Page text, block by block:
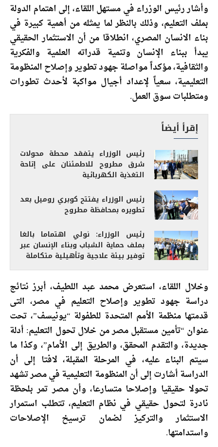
وأشار رئيس الوزراء في مستهل اللقاء، إلى اهتمام الدولة
بملف التعليم، وذلك بالنظر لما يمثله من أهمية كبيرة في
بناء الانسان المصري، انطلاقا من أن الاستثمار الحقيقي
يبدأ ببناء الإنسان وتنمية قدراته العلمية والفكرية
والثقافية، مؤكداً مواصلة جهود تطوير وإصلاح المنظومة
التعليمية، سعياً لإعداد أجيال مواكبة لأحدث تطورات
ومتطلبات سوق العمل.
إقرأ أيضاً
رئيس الوزراء يتفقد محطة محولات
شرق مطروح للاطمئنان على إتاحة
التغذية الكهربائية
رئيس الوزراء يفتتح كوبري روميل بعد
تطويره بمحافظة مطروح
رئيس الوزراء: نولي اهتماما بالغا
بملف حماية الشباب وبناء الإنسان عبر
توفير بيئة علاجية وتأهيلية متكاملة
وخلال اللقاء، استعرض محمد عبد اللطيف، أبرز نتائج
دراسة جهود تطوير وإصلاح التعليم في مصر، التى
قدمتها منظمة الأمم المتحدة للطفولة “يونيسف”، تحت
عنوان “تأمين مستقبل مصر من خلال تحول التعليم: أدلة
جديدة، والتقدم المحقق، والطريق إلى الأمام”، وكذا ما
سيتم البناء عليه، في المرحلة المقبلة، لافتا إلى أن
الدراسة أشارت إلى أن المنظومة التعليمية في مصر تشهد
تحولا حقيقيا وإصلاحا متسارعا، وأن مصر تمر بلحظة
نادرة لتحول حقيقي في نظام التعليم، تتطلب استمرار
الاستثمار والتركيز لضمان ترسيخ الإصلاحات
واستدامتها.